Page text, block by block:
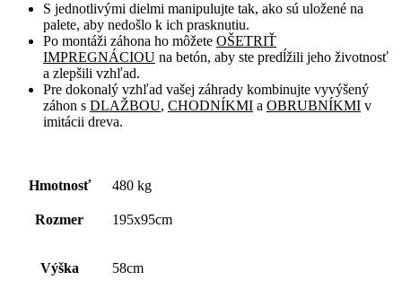
S jednotlivými dielmi manipulujte tak, ako sú uložené na
palete, aby nedošlo k ich prasknutiu.
Po montáži záhona ho môžete OŠETRIŤ
IMPREGNÁCIOU na betón, aby ste predĺžili jeho životnosť
a zlepšili vzhľad.
Pre dokonalý vzhľad vašej záhrady kombinujte vyvýšený
záhon s DLAŽBOU, CHODNÍKMI a OBRUBNÍKMI v
imitácii dreva.
Hmotnosť 480 kg
Rozmer 195x95cm
Výška 58cm